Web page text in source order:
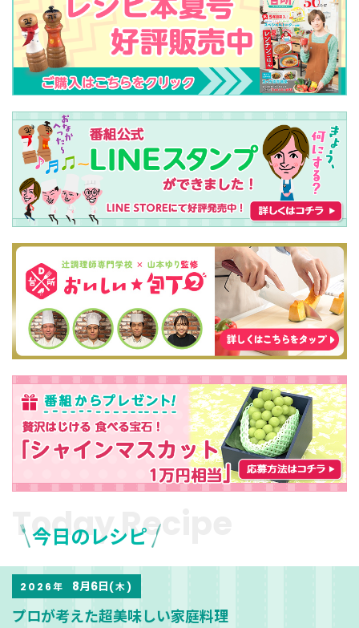
今日のレシピ
Today Recipe
2026年 8月6日(木)
プロが考えた超美味しい家庭料理